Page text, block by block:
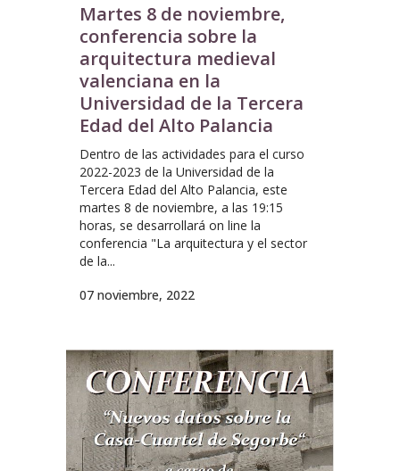
Martes 8 de noviembre,
conferencia sobre la
arquitectura medieval
valenciana en la
Universidad de la Tercera
Edad del Alto Palancia
Dentro de las actividades para el curso
2022-2023 de la Universidad de la
Tercera Edad del Alto Palancia, este
martes 8 de noviembre, a las 19:15
horas, se desarrollará on line la
conferencia "La arquitectura y el sector
de la...
07 noviembre, 2022